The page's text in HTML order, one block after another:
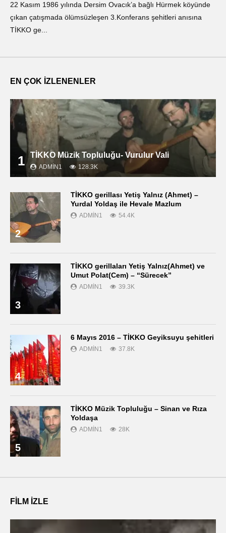
22 Kasım 1986 yılında Dersim Ovacık’a bağlı Hürmek köyünde
çıkan çatışmada ölümsüzleşen 3.Konferans şehitleri anısına
TİKKO ge...
EN ÇOK İZLENENLER
1 TİKKO Müzik Topluluğu- Vurulur Vali
ADMIN1 128.3K
2
TİKKO gerillası Yetiş Yalnız (Ahmet) –
Yurdal Yoldaş ile Hevale Mazlum
ADMIN1 54.4K
3
TİKKO gerillaları Yetiş Yalnız(Ahmet) ve
Umut Polat(Cem) – “Sürecek”
ADMIN1 39.3K
4
6 Mayıs 2016 – TİKKO Geyiksuyu şehitleri
ADMIN1 37.8K
5
TİKKO Müzik Topluluğu – Sinan ve Rıza
Yoldaşa
ADMIN1 28K
FILM IZLE